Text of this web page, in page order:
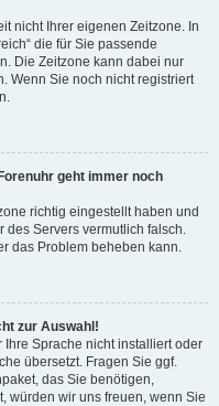
nicht Ihrer eigenen Zeitzone. In
die für Sie passende
Die Zeitzone kann dabei nur
Wenn Sie noch nicht registriert
geht immer noch
richtig eingestellt haben und
des Servers vermutlich falsch.
das Problem beheben kann.
zur Auswahl!
Sprache nicht installiert oder
übersetzt. Fragen Sie ggf.
das Sie benötigen,
würden wir uns freuen, wenn Sie